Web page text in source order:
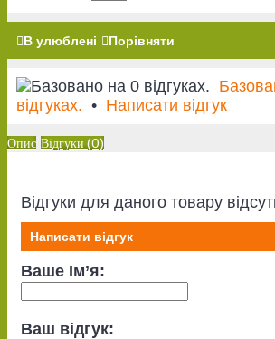
В улюблені Порівняти
відгуках. • Написати відгук
Опис Відгуки (0)
Відгуки для даного товару
Написати відгук
Ваше Ім’я:
Ваш відгук: